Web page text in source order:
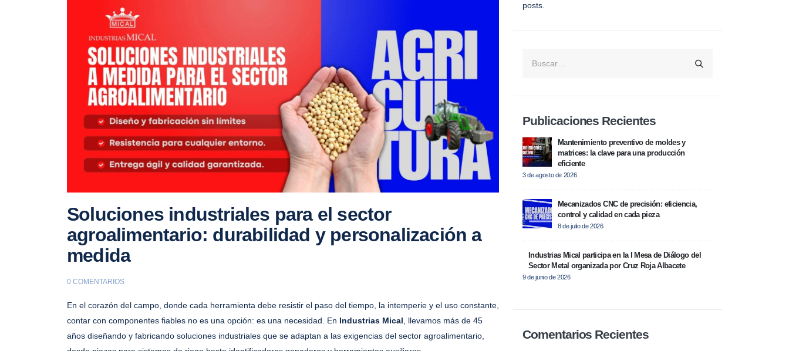
Soluciones industriales para el sector
agroalimentario: durabilidad y personalización a
medida
0 COMENTARIOS
En el corazón del campo, donde cada herramienta debe resistir el paso del tiempo, la intemperie y el uso constante,
contar con componentes fiables no es una opción: es una necesidad. En Industrias Mical , llevamos más de 45
años diseñando y fabricando soluciones industriales que se adaptan a las exigencias del sector agroalimentario,
posts.
Publicaciones Recientes
Mantenimiento preventivo de moldes y
matrices: la clave para una producción
eficiente
3 de agosto de 2026
Mecanizados CNC de precisión: eficiencia,
control y calidad en cada pieza
8 de julio de 2026
Industrias Mical participa en la I Mesa de Diálogo del
Sector Metal organizada por Cruz Roja Albacete
9 de junio de 2026
Comentarios Recientes